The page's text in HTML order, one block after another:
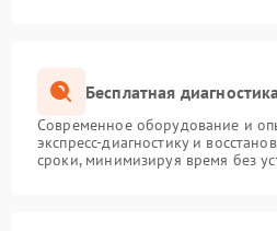
Бесплатная
Современное оборудование и
экспресс-диагностику и
сроки, минимизируя время без